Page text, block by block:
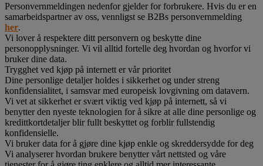
Personvernmeldingen nedenfor gjelder for forbrukere. Hvis du er en
samarbeidspartner av oss, vennligst se B2Bs personvernmelding
her.
Vi lover å respektere ditt personvern og beskytte dine
personopplysninger. Vi vil alltid fortelle deg hvordan og hvorfor vi
bruker dine data.
Trygghet ved kjøp på internett er vår prioritet
Dine personlige detaljer holdes i sikkerhet og under streng
konfidensialitet, i samsvar med europeisk lovgivning om datavern.
Vi vet at sikkerhet er svært viktig ved kjøp på internett, så vi
benytter den nyeste teknologien for å sikre at alle dine personlige og
kredittkortdetaljer blir fullt beskyttet og forblir fullstendig
konfidensielle.
Vi bruker data for å gjøre dine kjøp enkle og skreddersydde for deg
Vi analyserer hvordan brukere benytter vårt nettsted og våre